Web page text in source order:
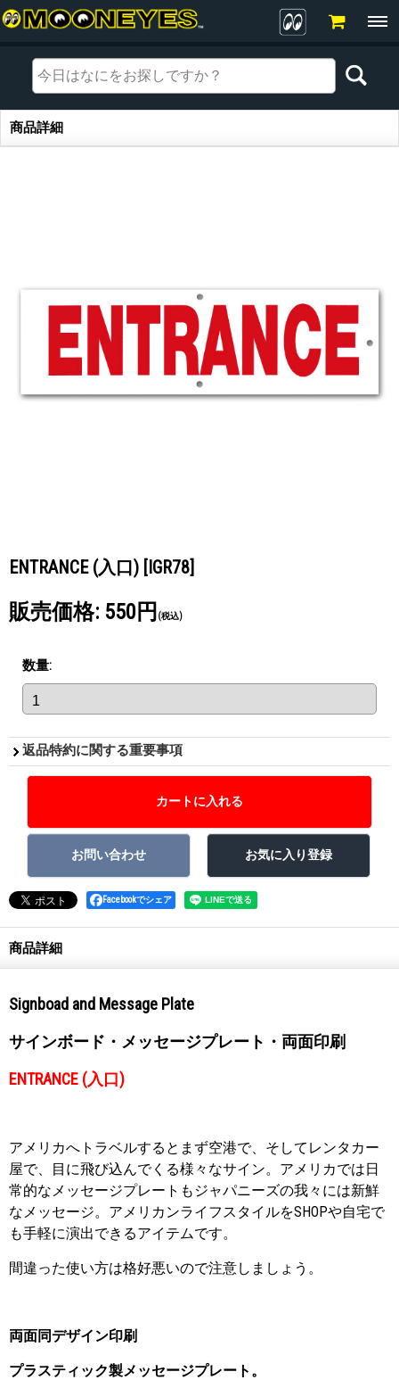
商品詳細
商品詳細
ENTRANCE (入口) [IGR78]
販売価格: 550円 (税込)
数量:
返品特約に関する重要事項
Facebookでシェア
商品詳細
Signboad and Message Plate
サインボード・メッセージプレート・両面印刷
ENTRANCE (入口)
アメリカへトラベルするとまず空港で、そしてレンタカー
屋で、目に飛び込んでくる様々なサイン。アメリカでは日
常的なメッセージプレートもジャパニーズの我々には新鮮
なメッセージ。アメリカンライフスタイルをSHOPや自宅で
も手軽に演出できるアイテムです。
間違った使い方は格好悪いので注意しましょう。
両面同デザイン印刷
プラスティック製メッセージプレート。